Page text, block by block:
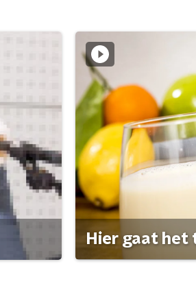
Hier gaat het